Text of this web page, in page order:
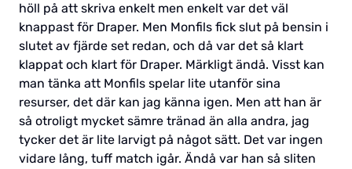
höll på att skriva enkelt men enkelt var det väl
knappast för Draper. Men Monfils fick slut på bensin i
slutet av fjärde set redan, och då var det så klart
klappat och klart för Draper. Märkligt ändå. Visst kan
man tänka att Monfils spelar lite utanför sina
resurser, det där kan jag känna igen. Men att han är
så otroligt mycket sämre tränad än alla andra, jag
tycker det är lite larvigt på något sätt. Det var ingen
vidare lång, tuff match igår. Ändå var han så sliten